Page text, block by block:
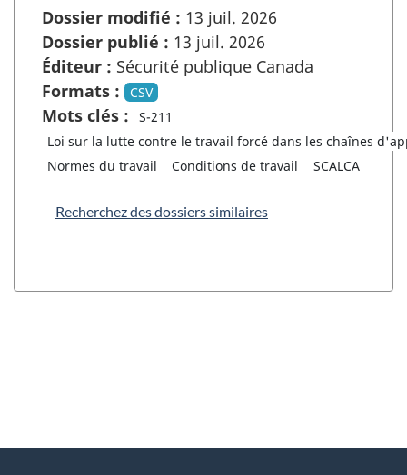
Dossier modifié : 13 juil. 2026
Dossier publié : 13 juil. 2026
Éditeur : Sécurité publique Canada
Formats :
CSV
Mots clés :
S-211
Loi sur la lutte contre le travail forcé dans les chaînes
Normes du travail
Conditions de travail SCALCA
Recherchez des dossiers similaires
D